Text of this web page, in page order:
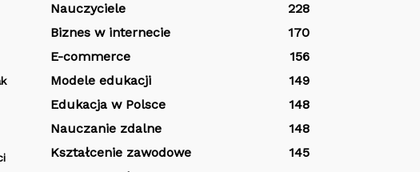
Nauczyciele
228
Biznes w internecie
170
E-commerce
156
Modele edukacji
149
Edukacja w Polsce
148
Nauczanie zdalne
148
Kształcenie zawodowe
145